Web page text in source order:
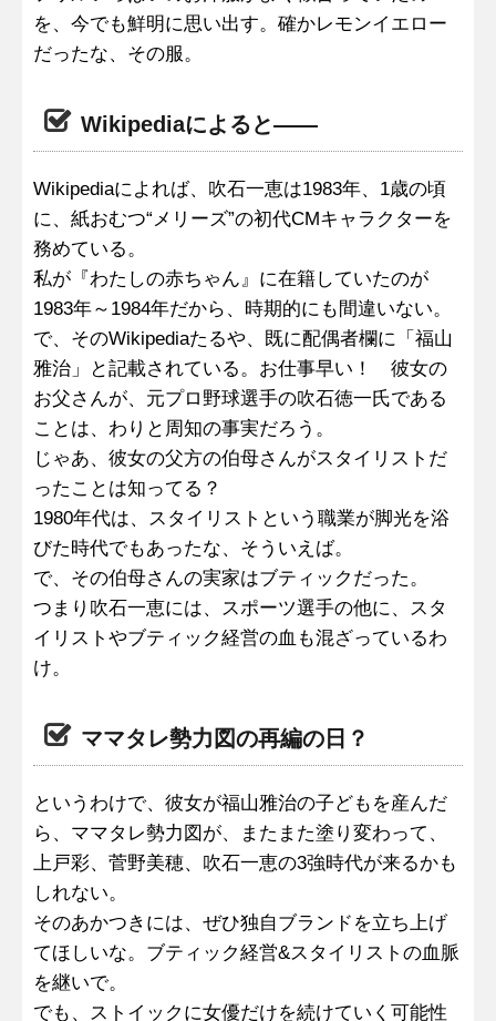
を、今でも鮮明に思い出す。確かレモンイエロー
だったな、その服。
Wikipediaによると――
Wikipediaによれば、吹石一恵は1983年、1歳の頃
に、紙おむつ“メリーズ”の初代CMキャラクターを
務めている。
私が『わたしの赤ちゃん』に在籍していたのが
1983年～1984年だから、時期的にも間違いない。
で、そのWikipediaたるや、既に配偶者欄に「福山
雅治」と記載されている。お仕事早い！ 彼女の
お父さんが、元プロ野球選手の吹石徳一氏である
ことは、わりと周知の事実だろう。
じゃあ、彼女の父方の伯母さんがスタイリストだ
ったことは知ってる？
1980年代は、スタイリストという職業が脚光を浴
びた時代でもあったな、そういえば。
で、その伯母さんの実家はブティックだった。
つまり吹石一恵には、スポーツ選手の他に、スタ
イリストやブティック経営の血も混ざっているわ
け。
ママタレ勢力図の再編の日？
というわけで、彼女が福山雅治の子どもを産んだ
ら、ママタレ勢力図が、またまた塗り変わって、
上戸彩、菅野美穂、吹石一恵の3強時代が来るかも
しれない。
そのあかつきには、ぜひ独自ブランドを立ち上げ
てほしいな。ブティック経営&スタイリストの血脈
を継いで。
でも、ストイックに女優だけを続けていく可能性